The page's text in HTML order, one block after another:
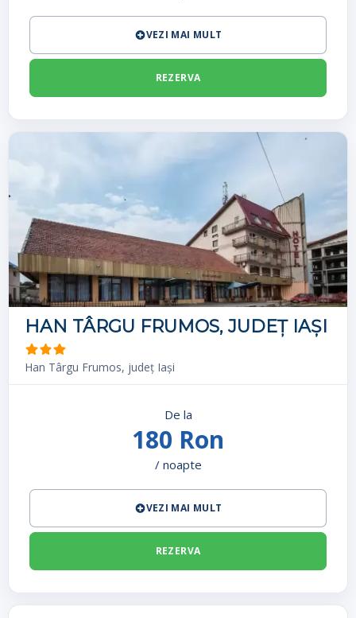
VEZI MAI MULT
REZERVA
HAN TÂRGU FRUMOS, JUDEȚ IAȘI
Han Târgu Frumos, județ Iași
De la
180 Ron
/ noapte
VEZI MAI MULT
REZERVA